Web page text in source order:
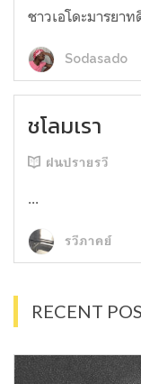
ชาวเอโดะมารยา
Sodasado
ชโลมเรา
ฝนปรายรวี
...
รวีภาคย์
RECENT